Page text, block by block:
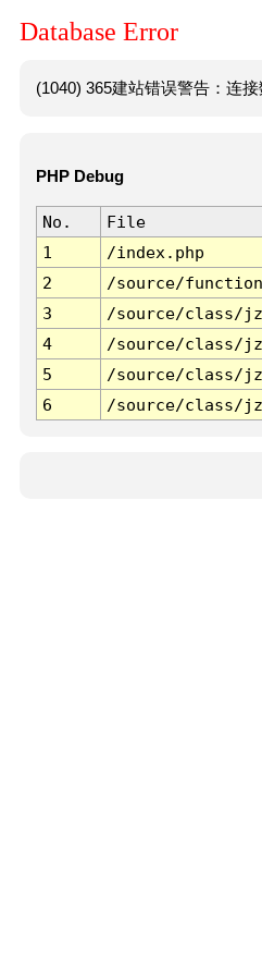
Database Error
(1040) 365建站错误警告：连
PHP Debug
No. File
1
/index.php
2
/source/
3
/source/class/
4
/source/class/
5
/source/class/
6
/source/class/